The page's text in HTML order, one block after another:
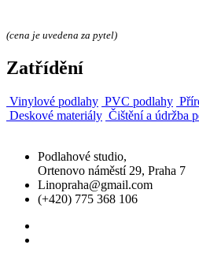
(cena je uvedena za pytel)
Zatřídění
Vinylové podlahy PVC podlahy
Deskové materiály Čištění a údržba
Podlahové studio,
Ortenovo náměstí 29, Praha 7
Linopraha@gmail.com
(+420) 775 368 106